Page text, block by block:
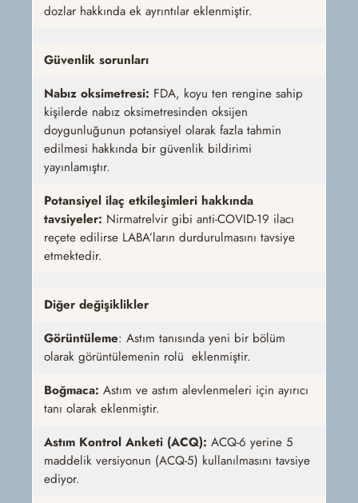
dozlar hakkında ek ayrıntılar eklenmiştir.
Güvenlik sorunları
Nabız oksimetresi: FDA, koyu ten rengine sahip
kişilerde nabız oksimetresinden oksijen
doygunluğunun potansiyel olarak fazla tahmin
edilmesi hakkında bir güvenlik bildirimi
yayınlamıştır.
Potansiyel ilaç etkileşimleri hakkında
tavsiyeler: Nirmatrelvir gibi anti-COVID-19 ilacı
reçete edilirse LABA’ların durdurulmasını tavsiye
etmektedir.
Diğer değişiklikler
Görüntüleme: Astım tanısında yeni bir bölüm
olarak görüntülemenin rolü eklenmiştir.
Boğmaca:Astım ve astım alevlenmeleri için ayırıcı
tanı olarak eklenmiştir.
Astım Kontrol Anketi (ACQ):ACQ-6 yerine 5
maddelik versiyonun (ACQ-5) kullanılmasını tavsiye
ediyor.